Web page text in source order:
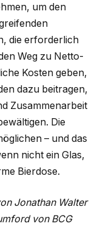
um den
die erforderlich
Weg zu Netto-
Kosten geben,
dazu beitragen,
Zusammenarbeit
Die
– und das
nicht ein Glas,
Bierdose.
Jonathan Walter
von BCG